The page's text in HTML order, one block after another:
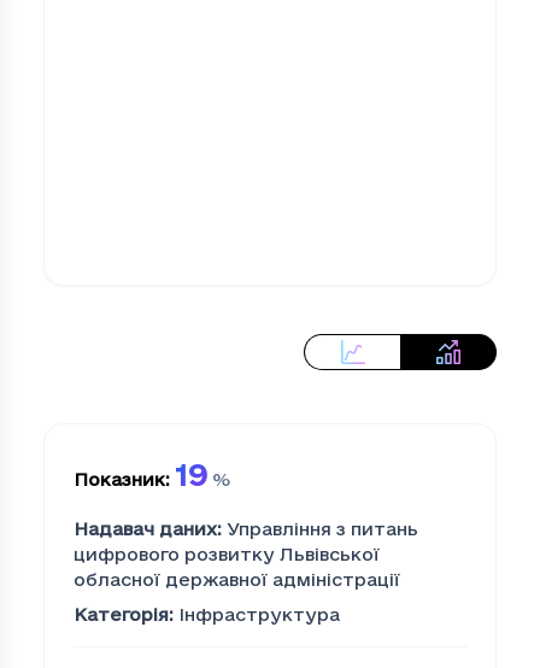
Показник: 19 %
Надавач даних: Управління з питань
цифрового розвитку Львівської
обласної державної адміністрації
Категорія: Інфраструктура